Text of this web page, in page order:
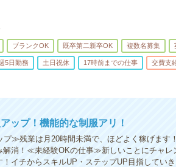
ブランクOK 既卒第二新卒OK 複数名募集
5日勤務 土日祝休 17時前までの仕事 交費支
ップ！機能的な制服アリ！
プ≫残業は月20時間未満で、ほどよく稼げま
解消！≪未経験OKの仕事≫新しいことにチャレ
！イチからスキルUP・ステップUP目指してい